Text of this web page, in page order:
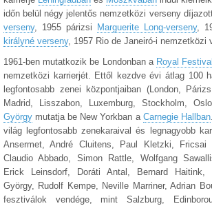
időn belül négy jelentős nemzetközi verseny
verseny, 1955 párizsi Marguerite Long-verseny,
királyné verseny, 1957 Rio de Janeiró-i nemzetközi
1961-ben mutatkozik be Londonban a Royal
nemzetközi karrierjét. Ettől kezdve évi átlag 100
legfontosabb zenei központjaiban (London,
Madrid, Lisszabon, Luxemburg, Stockholm,
György mutatja be New Yorkban a Carnegie Hallban
világ legfontosabb zenekaraival és legnagyobb
Ansermet, André Cluitens, Paul Kletzki, Fricsai
Claudio Abbado, Simon Rattle, Wolfgang
Erick Leinsdorf, Doráti Antal, Bernard Haitink,
György, Rudolf Kempe, Neville Marriner, Adrian
fesztiválok vendége, mint Salzburg,